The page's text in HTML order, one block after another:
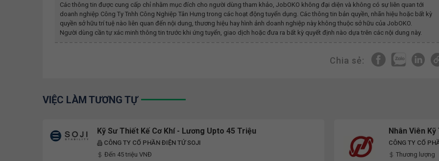
Các thông tin được cung cấp chỉ nhằm mục đích cho người dùng tham khảo, JobOKO không đại diện và không có sự liên quan tới
doanh nghiệp Công Ty Tnhh Công Nghiệp Tân Hưng trong các hoạt động tuyển dụng. Các thông tin bản quyền, nhãn hiệu hoặc bất kỳ
quyền sở hữu trí tuệ nào liên quan đến nội dung, thương hiệu hay hình ảnh doanh nghiệp này không thuộc sở hữu của JobOKO.
Người dùng cần tự xác minh thông tin trước khi ứng tuyển, giao dịch hoặc đưa ra bất kỳ quyết định nào dựa trên các nội dung này.
Chia sẻ:
VIỆC LÀM TƯƠNG TỰ
Kỹ Sư Thiết Kế Cơ Khí - Lương Upto 45 Triệu
CÔNG TY CỔ PHẦN ĐIỆN TỬ SOJI
Đến 45 triệu VNĐ
Nhân Viên
CÔNG TY CỔ
Thương lượng